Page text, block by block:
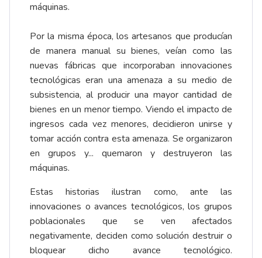
máquinas.
Por la misma época, los artesanos que producían
de manera manual su bienes, veían como las
nuevas fábricas que incorporaban innovaciones
tecnológicas eran una amenaza a su medio de
subsistencia, al producir una mayor cantidad de
bienes en un menor tiempo. Viendo el impacto de
ingresos cada vez menores, decidieron unirse y
tomar acción contra esta amenaza. Se organizaron
en grupos y... quemaron y destruyeron las
máquinas.
Estas historias ilustran como, ante las
innovaciones o avances tecnológicos, los grupos
poblacionales que se ven afectados
negativamente, deciden como solución destruir o
bloquear dicho avance tecnológico.